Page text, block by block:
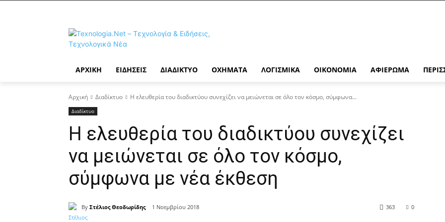
ΑΡΧΙΚΉ ΕΙΔΉΣΕΙΣ ΔΙΑΔΊΚΤΥΟ ΟΧΉΜΑΤΑ ΛΟΓΙΣΜΙΚΆ ΟΙΚΟΝΟΜΊΑ ΑΦΙΈΡΩΜΑ
Αρχική Διαδίκτυο Η ελευθερία του διαδικτύου συνεχίζει να μειώνεται σε όλο τον κόσμο, σύμφωνα...
Διαδίκτυο
Η ελευθερία του διαδικτύου συνεχίζει
να μειώνεται σε όλο τον κόσμο,
σύμφωνα με νέα έκθεση
By Στέλιος Θεοδωρίδης 1 Νοεμβρίου 2018 0
363